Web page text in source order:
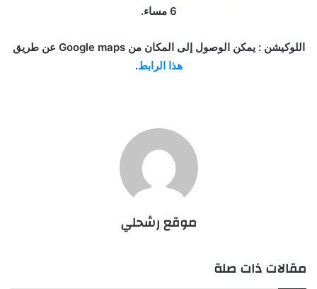
6 مساء.
اللوكيشن : يمكن الوصول إلى المكان من Google maps عن طريق
هذا الرابط.
موقع رشحلي
مقالات ذات صلة